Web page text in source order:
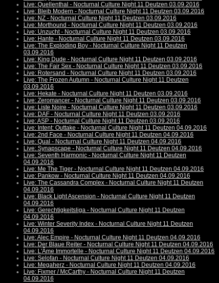
Live: Quellenthal - Nocturnal Culture Night 11 Deutzen 03.09.2016
Live: Bleib Modern - Nocturnal Culture Night 11 Deutzen 03.09.2016
Live: NZ - Nocturnal Culture Night 11 Deutzen 03.09.2016
Live: Morthound - Nocturnal Culture Night 11 Deutzen 03.09.2016
Live: Unzucht - Nocturnal Culture Night 11 Deutzen 03.09.2016
Live: Hante - Nocturnal Culture Night 11 Deutzen 03.09.2016
Live: The Exploding Boy - Nocturnal Culture Night 11 Deutzen
03.09.2016
Live: King Dude - Nocturnal Culture Night 11 Deutzen 03.09.2016
Live: The Fair Sex - Nocturnal Culture Night 11 Deutzen 03.09.2016
Live: Rotersand - Nocturnal Culture Night 11 Deutzen 03.09.2016
Live: The Frozen Autumn - Nocturnal Culture Night 11 Deutzen
03.09.2016
Live: Hekate - Nocturnal Culture Night 11 Deutzen 03.09.2016
Live: Zeromancer - Nocturnal Culture Night 11 Deutzen 03.09.2016
Live: Liste Noire - Nocturnal Culture Night 11 Deutzen 03.09.2016
Live: DAF - Nocturnal Culture Night 11 Deutzen 03.09.2016
Live: ASP - Nocturnal Culture Night 11 Deutzen 03.09.2016
Live: Intent: Outtake - Nocturnal Culture Night 11 Deutzen 04.09.2016
Live: 2nd Face - Nocturnal Culture Night 11 Deutzen 04.09.2016
Live: Qual - Nocturnal Culture Night 11 Deutzen 04.09.2016
Live: Synapscape - Nocturnal Culture Night 11 Deutzen 04.09.2016
Live: Seventh Harmonic - Nocturnal Culture Night 11 Deutzen
04.09.2016
Live: Me The Tiger - Nocturnal Culture Night 11 Deutzen 04.09.2016
Live: Pankow - Nocturnal Culture Night 11 Deutzen 04.09.2016
Live: The Cassandra Complex - Nocturnal Culture Night 11 Deutzen
04.09.2016
Live: Black Light Ascension - Nocturnal Culture Night 11 Deutzen
04.09.2016
Live: Gerechtigkeitsliga - Nocturnal Culture Night 11 Deutzen
04.09.2016
Live: Winter Severity Index - Nocturnal Culture Night 11 Deutzen
04.09.2016
Live: Alec Empire - Nocturnal Culture Night 11 Deutzen 04.09.2016
Live: Der Blaue Reiter - Nocturnal Culture Night 11 Deutzen 04.09.2016
Live: L'Âme Immortelle - Nocturnal Culture Night 11 Deutzen 04.09.2016
Live: Selofan - Nocturnal Culture Night 11 Deutzen 04.09.2016
Live: Megaherz - Nocturnal Culture Night 11 Deutzen 04.09.2016
Live: Fixmer / McCarthy - Nocturnal Culture Night 11 Deutzen
04.09.2016